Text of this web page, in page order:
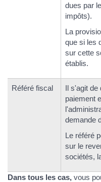
dues par
impôts).
La
que si les
sur cette
établis.
Référé fiscal
Il s'agit de
paiement
demande
Le référé
sur le
sociétés,
Dans tous les cas, vous